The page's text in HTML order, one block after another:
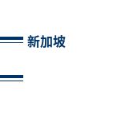
新加坡